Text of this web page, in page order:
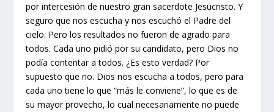
por intercesión de nuestro gran sacerdote Jesucristo. Y
seguro que nos escucha y nos escuchó el Padre del
cielo. Pero los resultados no fueron de agrado para
todos. Cada uno pidió por su candidato, pero Dios no
podía contentar a todos. ¿Es esto verdad? Por
supuesto que no. Dios nos escucha a todos, pero para
cada uno tiene lo que “más le conviene”, lo que es de
su mayor provecho, lo cual necesariamente no puede